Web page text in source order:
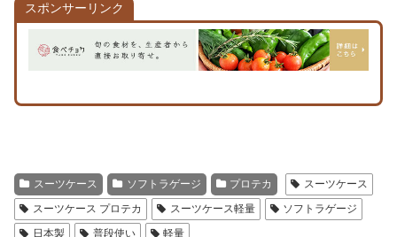
スポンサーリンク
スーツケース ソフトラゲージ プロテカ
スーツケース
スーツケース プロテカ
スーツケース軽量
ソフトラゲージ
日本製
普段使い 軽量